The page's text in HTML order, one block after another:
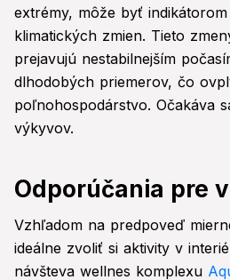
extrémy, môže byť
klimatických zmien. Tieto
prejavujú nestabilnejším
dlhodobých priemerov, čo
poľnohospodárstvo. Očakáva
výkyvov.
Odporúčania pre
Vzhľadom na predpoveď
ideálne zvoliť si aktivity v
návšteva wellnes komplexu